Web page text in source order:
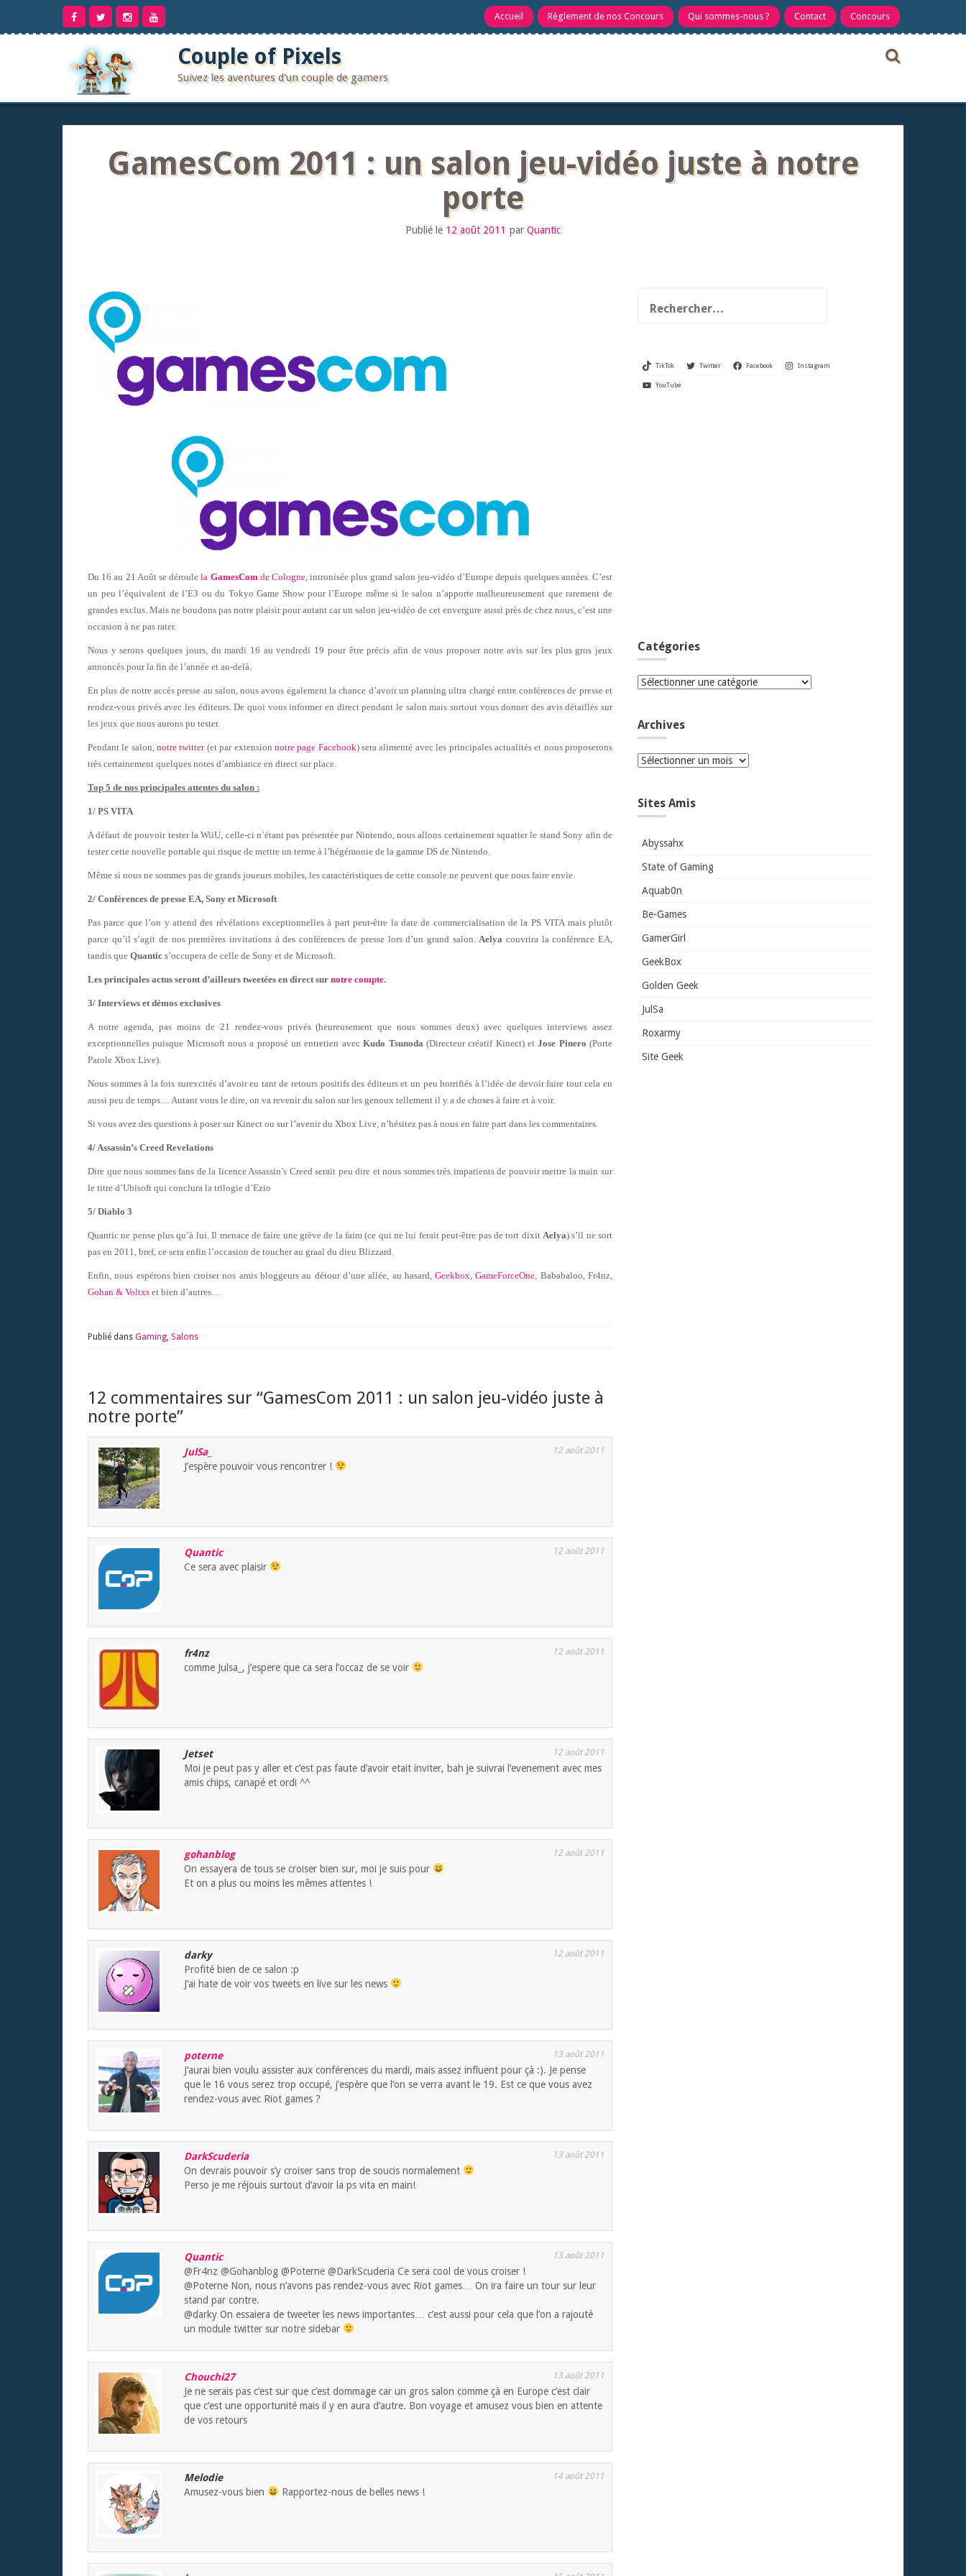
contenu
Accueil Règlement de nos Concours Qui sommes-nous ? Contact Concours
Couple of Pixels
Suivez les aventures d'un couple de gamers
GamesCom 2011 : un salon jeu-vidéo juste à notre
porte
Publié le 12 août 2011 par Quantic
Du 16 au 21 Août se déroulela GamesCom de Cologne , intronisée plus grand salon jeu-vidéo d’Europe depuis quelques années. C’est
un peu l’équivalent de l’E3 ou du Tokyo Game Show pour l’Europe même si le salon n’apporte malheureusement que rarement de
grandes exclus. Mais ne boudons pas notre plaisir pour autant car un salon jeu-vidéo de cet envergure aussi près de chez nous, c’est une
occasion à ne pas rater.
Nous y serons quelques jours, du mardi 16 au vendredi 19 pour être précis afin de vous proposer notre avis sur les plus gros jeux
annoncés pour la fin de l’année et au-delà.
En plus de notre accès presse au salon, nous avons également la chance d’avoir un planning ultra chargé entre conférences de presse et
rendez-vous privés avec les éditeurs. De quoi vous informer en direct pendant le salon mais surtout vous donner des avis détaillés sur
les jeux que nous aurons pu tester.
Pendant le salon,notre twitter(et par extension notre page Facebook) sera alimenté avec les principales actualités et nous proposerons
très certainement quelques notes d’ambiance en direct sur place.
Top 5 de nos principales attentes du salon :
1/ PS VITA
A défaut de pouvoir tester la WiiU, celle-ci n’étant pas présentée par Nintendo, nous allons certainement squatter le stand Sony afin de
tester cette nouvelle portable qui risque de mettre un terme à l’hégémonie de la gamme DS de Nintendo.
Même si nous ne sommes pas de grands joueurs mobiles, les caractéristiques de cette console ne peuvent que nous faire envie.
2/ Conférences de presse EA, Sony et Microsoft
Pas parce que l’on y attend des révélations exceptionnelles à part peut-être la date de commercialisation de la PS VITA mais plutôt
parce qu’il s’agit de nos premières invitations à des conférences de presse lors d’un grand salon. Aelya couvrira la conférence EA,
tandis que Quantic s’occupera de celle de Sony et de Microsoft.
Les principales actus seront d’ailleurs tweetées en direct sur notre compte.
3/ Interviews et démos exclusives
A notre agenda, pas moins de 21 rendez-vous privés (heureusement que nous sommes deux) avec quelques interviews assez
exceptionnelles puisque Microsoft nous a proposé un entretien avecKudo Tsunoda (Directeur créatif Kinect) etJose Pinero (Porte
Parole Xbox Live).
Nous sommes à la fois surexcités d’avoir eu tant de retours positifs des éditeurs et un peu horrifiés à l’idée de devoir faire tout cela en
aussi peu de temps… Autant vous le dire, on va revenir du salon sur les genoux tellement il y a de choses à faire et à voir.
Si vous avez des questions à poser sur Kinect ou sur l’avenir du Xbox Live, n’hésitez pas à nous en faire part dans les commentaires.
4/ Assassin’s Creed Revelations
Dire que nous sommes fans de la licence Assassin’s Creed serait peu dire et nous sommes très impatients de pouvoir mettre la main sur
le titre d’Ubisoft qui conclura la trilogie d’Ezio
5/ Diablo 3
Quantic ne pense plus qu’à lui. Il menace de faire une grève de la faim (ce qui ne lui ferait peut-être pas de tort dixit Aelya) s’il ne sort
pas en 2011, bref, ce sera enfin l’occasion de toucher au graal du dieu Blizzard.
Enfin, nous espérons bien croiser nos amis bloggeurs au détour d’une allée, au hasard,Geekbox ,GameForceOne , Bababaloo, Fr4nz,
Gohan & Voltxs et bien d’autres…
Publié dans Gaming Salons
12 commentaires sur “GamesCom 2011 : un salon jeu-vidéo juste à
notre porte”
JulSa_ 12 août 2011
J’espère pouvoir vous rencontrer !
Quantic 12 août 2011
Ce sera avec plaisir
fr4nz 12 août 2011
comme Julsa_, j’espere que ca sera l’occaz de se voir
Jetset 12 août 2011
Moi je peut pas y aller et c’est pas faute d’avoir etait inviter, bah je suivrai l’evenement avec mes
amis chips, canapé et ordi ^^
gohanblog 12 août 2011
On essayera de tous se croiser bien sur, moi je suis pour
Et on a plus ou moins les mêmes attentes !
darky 12 août 2011
Profité bien de ce salon :p
J’ai hate de voir vos tweets en live sur les news
poterne 13 août 2011
J’aurai bien voulu assister aux conférences du mardi, mais assez influent pour çà :). Je pense
que le 16 vous serez trop occupé, j’espère que l’on se verra avant le 19. Est ce que vous avez
rendez-vous avec Riot games ?
DarkScuderia 13 août 2011
On devrais pouvoir s’y croiser sans trop de soucis normalement
Perso je me réjouis surtout d’avoir la ps vita en main!
Quantic 13 août 2011
@Fr4nz @Gohanblog @Poterne @DarkScuderia Ce sera cool de vous croiser !
@Poterne Non, nous n’avons pas rendez-vous avec Riot games… On ira faire un tour sur leur
stand par contre.
@darky On essaiera de tweeter les news importantes… c’est aussi pour cela que l’on a rajouté
un module twitter sur notre sidebar
Chouchi27 13 août 2011
Je ne serais pas c’est sur que c’est dommage car un gros salon comme çà en Europe c’est clair
que c’est une opportunité mais il y en aura d’autre. Bon voyage et amusez vous bien en attente
de vos retours
Melodie 14 août 2011
Amusez-vous bien Rapportez-nous de belles news !
TikTok Twitter Facebook Instagram
YouTube
Catégories
Catégories
Archives
Archives
Sites Amis
Abyssahx
State of Gaming
Aquab0n
Be-Games
GamerGirl
GeekBox
Golden Geek
JulSa
Roxarmy
Site Geek